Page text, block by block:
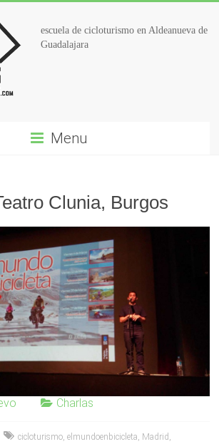
escuela de cicloturismo en Aldeanueva de
Guadalajara
Menu
Clunia, Burgos
Charlas
cicloturismo,elmundoenbicicleta, Madrid ,